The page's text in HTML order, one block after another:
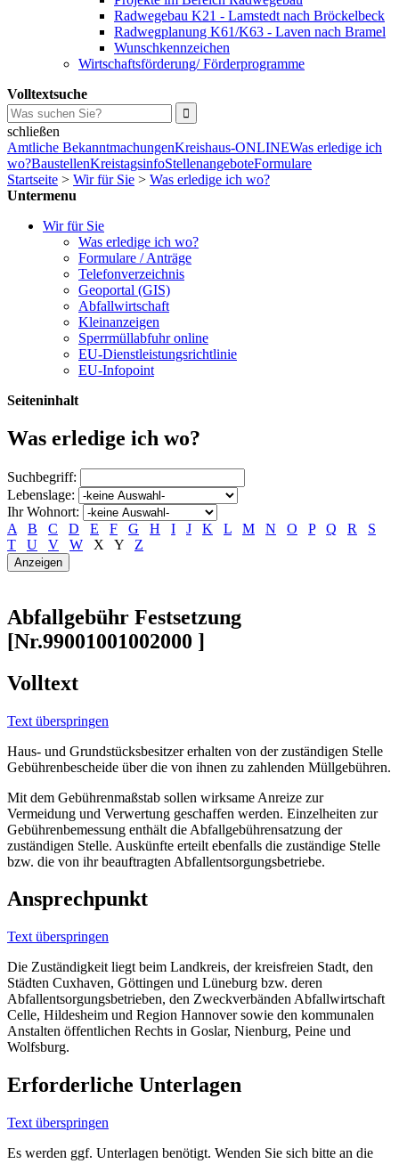
Radwegebau K21 - Lamstedt nach Bröckelbeck
Radwegplanung K61/K63 - Laven nach Bramel
Wunschkennzeichen
Wirtschaftsförderung/ Förderprogramme
Volltextsuche
schließen
Amtliche BekanntmachungenKreishaus-ONLINEWas erledige ich
wo?BaustellenKreistagsinfoStellenangeboteFormulare
Startseite > Wir für Sie > Was erledige ich wo?
Untermenu
Wir für Sie
Was erledige ich wo?
Formulare / Anträge
Telefonverzeichnis
Geoportal (GIS)
Abfallwirtschaft
Kleinanzeigen
Sperrmüllabfuhr online
EU-Dienstleistungsrichtlinie
EU-Infopoint
Seiteninhalt
Was erledige ich wo?
Suchbegriff:
Lebenslage:
Ihr Wohnort:
A
B C D E F G H I J K L M N O P Q R
S
T
U V W X Y Z
Abfallgebühr Festsetzung
[Nr.99001001002000 ]
Volltext
Text überspringen
Haus- und Grundstücksbesitzer erhalten von der zuständigen Stelle
Gebührenbescheide über die von ihnen zu zahlenden Müllgebühren.
Mit dem Gebührenmaßstab sollen wirksame Anreize zur
Vermeidung und Verwertung geschaffen werden. Einzelheiten zur
Gebührenbemessung enthält die Abfallgebührensatzung der
zuständigen Stelle. Auskünfte erteilt ebenfalls die zuständige Stelle
bzw. die von ihr beauftragten Abfallentsorgungsbetriebe.
Ansprechpunkt
Text überspringen
Die Zuständigkeit liegt beim Landkreis, der kreisfreien Stadt, den
Städten Cuxhaven, Göttingen und Lüneburg bzw. deren
Abfallentsorgungsbetrieben, den Zweckverbänden Abfallwirtschaft
Celle, Hildesheim und Region Hannover sowie den kommunalen
Anstalten öffentlichen Rechts in Goslar, Nienburg, Peine und
Wolfsburg.
Erforderliche Unterlagen
Text überspringen
Es werden ggf. Unterlagen benötigt. Wenden Sie sich bitte an die